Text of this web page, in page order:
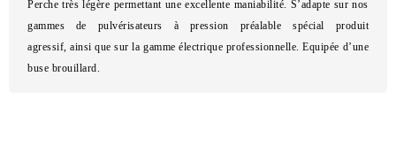
Perche très légère permettant une excellente maniabilité. S’adapte sur nos
gammes de pulvérisateurs à pression préalable spécial produit
agressif, ainsi que sur la gamme électrique professionnelle. Equipée d’une
buse brouillard.